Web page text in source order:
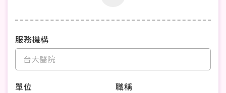
服務機構
單位 職稱